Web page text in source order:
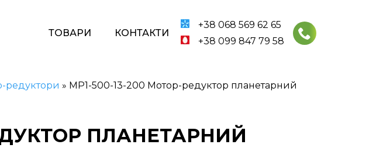
ТОВАРИ КОНТАКТИ
+38 068 569 62 65
+38 099 847 79 58
редуктори » МР1-500-13-200 Мотор-редуктор планетарний
ПЛАНЕТАРНИЙ